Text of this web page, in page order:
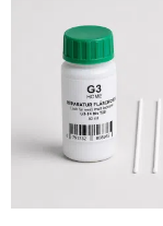
BAETZ Energy
Mein Konto